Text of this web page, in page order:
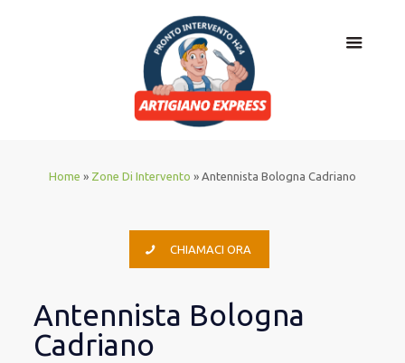
Home » Zone Di Intervento » Antennista Bologna Cadriano
CHIAMACI ORA
Antennista Bologna
Cadriano